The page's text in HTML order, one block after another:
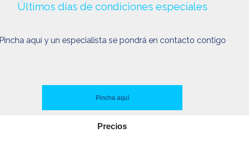
Últimos días de condiciones especiales
Pincha aquí y un especialista se pondrá en contacto contigo
Pincha aquí
Precios